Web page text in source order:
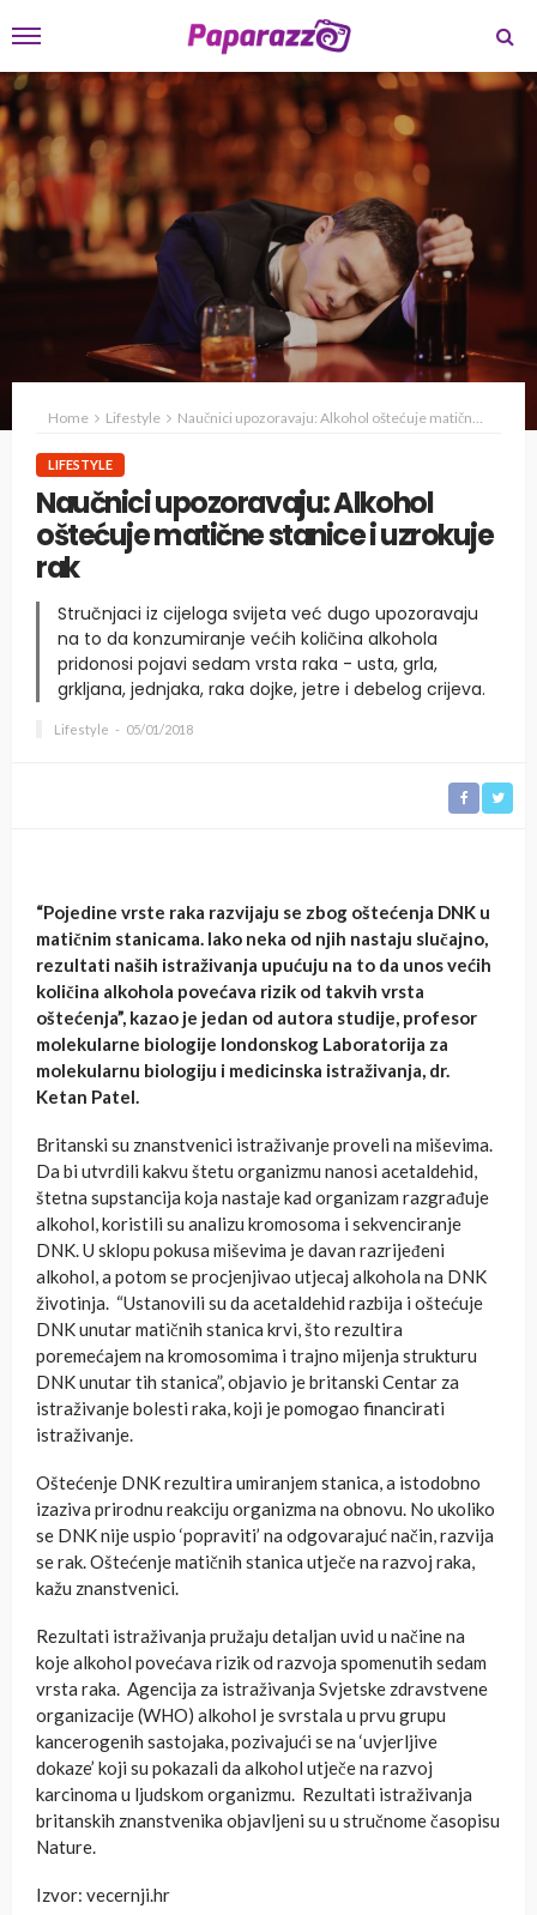
Home Lifestyle Naučnici upozoravaju: Alkohol oštećuje matične stanice i uzrokuje rak
LIFESTYLE
Naučnici upozoravaju: Alkohol
oštećuje matične stanice i uzrokuje
rak
Stručnjaci iz cijeloga svijeta već dugo upozoravaju
na to da konzumiranje većih količina alkohola
pridonosi pojavi sedam vrsta raka - usta, grla,
grkljana, jednjaka, raka dojke, jetre i debelog crijeva.
Lifestyle 05/01/2018
“Pojedine vrste raka razvijaju se zbog oštećenja DNK u
matičnim stanicama. Iako neka od njih nastaju slučajno,
rezultati naših istraživanja upućuju na to da unos većih
količina alkohola povećava rizik od takvih vrsta
oštećenja”, kazao je jedan od autora studije, profesor
molekularne biologije londonskog Laboratorija za
molekularnu biologiju i medicinska istraživanja, dr.
Ketan Patel.
Britanski su znanstvenici istraživanje proveli na miševima.
Da bi utvrdili kakvu štetu organizmu nanosi acetaldehid,
štetna supstancija koja nastaje kad organizam razgrađuje
alkohol, koristili su analizu kromosoma i sekvenciranje
DNK. U sklopu pokusa miševima je davan razrijeđeni
alkohol, a potom se procjenjivao utjecaj alkohola na DNK
životinja. “Ustanovili su da acetaldehid razbija i oštećuje
DNK unutar matičnih stanica krvi, što rezultira
poremećajem na kromosomima i trajno mijenja strukturu
DNK unutar tih stanica”, objavio je britanski Centar za
istraživanje bolesti raka, koji je pomogao financirati
istraživanje.
Oštećenje DNK rezultira umiranjem stanica, a istodobno
izaziva prirodnu reakciju organizma na obnovu. No ukoliko
se DNK nije uspio ‘popraviti’ na odgovarajuć način, razvija
se rak. Oštećenje matičnih stanica utječe na razvoj raka,
kažu znanstvenici.
Rezultati istraživanja pružaju detaljan uvid u načine na
koje alkohol povećava rizik od razvoja spomenutih sedam
vrsta raka. Agencija za istraživanja Svjetske zdravstvene
organizacije (WHO) alkohol je svrstala u prvu grupu
kancerogenih sastojaka, pozivajući se na ‘uvjerljive
dokaze’ koji su pokazali da alkohol utječe na razvoj
karcinoma u ljudskom organizmu. Rezultati istraživanja
britanskih znanstvenika objavljeni su u stručnome časopisu
Nature.
Izvor: vecernji.hr